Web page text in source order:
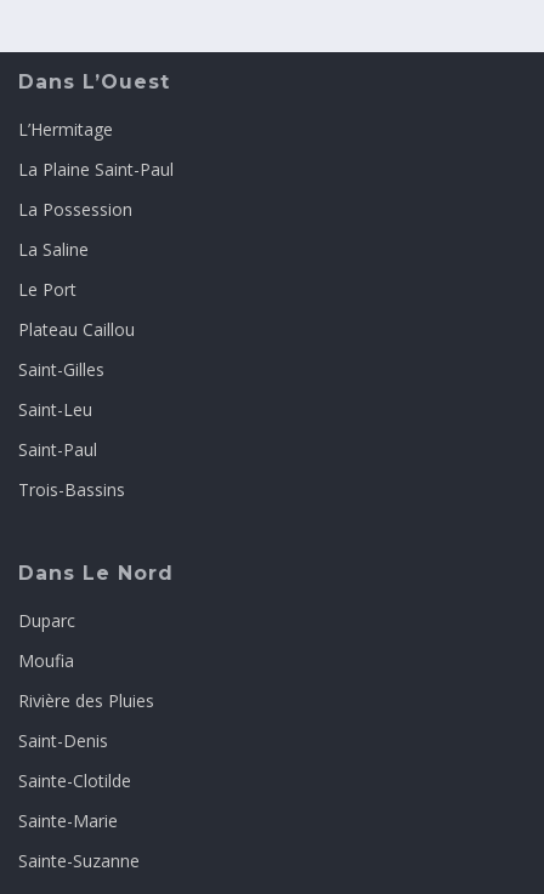
Dans L’Ouest
L’Hermitage
La Plaine Saint-Paul
La Possession
La Saline
Le Port
Plateau Caillou
Saint-Gilles
Saint-Leu
Saint-Paul
Trois-Bassins
Dans Le Nord
Duparc
Moufia
Rivière des Pluies
Saint-Denis
Sainte-Clotilde
Sainte-Marie
Sainte-Suzanne